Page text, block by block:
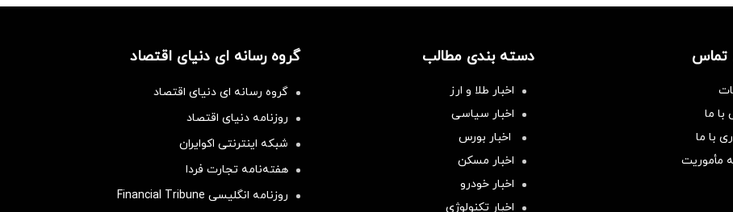
تماس
ما
با ما
مأموریت
دسته بندی مطالب
اخبار طلا و ارز
اخبار سیاسی
اخبار بورس
اخبار مسکن
اخبار خودرو
اخبار تکنولوژی
گروه رسانه ای دنیای اقتصاد
گروه رسانه ای دنیای اقتصاد
روزنامه دنیای اقتصاد
شبکه اینترنتی اکوایران
هفته‌نامه تجارت فردا
روزنامه انگلیسی Financial Tribune